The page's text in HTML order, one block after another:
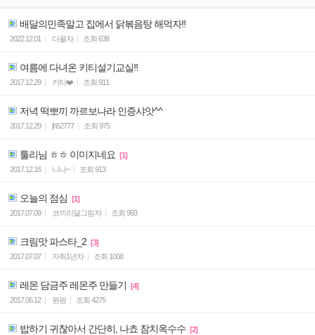
배달의민족말고 집에서 닭볶음탕 해먹자!!
2022.12.01 다꼴자 조회 638
여름에 다녀온 키티설기교실!!
2017.12.29 키티❤️ 조회 911
저녁 떡뽀끼 까르보나라 인증샤앗^^
2017.12.29 jh52777 조회 975
툴리님 ㅎㅎ 이미지네요 [1]
2017.12.16
니나~ 조회 913
오늘의 점심 [1]
2017.07.09
코끼리달그림자 조회 993
크림맛 파스타_2 [3]
2017.07.07
자취1년차 조회 1008
레몬 담금주 레몬주 만들기 [4]
2017.06.12
원팡 조회 4275
밥하기 귀찮아서 간단히, 나쵸 참치옥수수 [2]